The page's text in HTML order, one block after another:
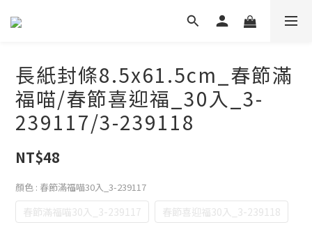
長紙封條8.5x61.5cm_春節滿
福喵/春節喜迎福_30入_3-
239117/3-239118
NT$48
顏色 : 春節滿福喵30入_3-239117
春節滿福喵30入_3-239117 春節喜迎福30入_3-239118